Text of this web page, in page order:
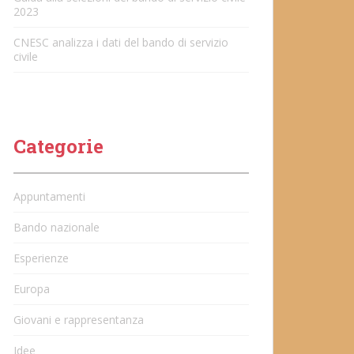
2023
CNESC analizza i dati del bando di servizio
civile
Categorie
Appuntamenti
Bando nazionale
Esperienze
Europa
Giovani e rappresentanza
Idee